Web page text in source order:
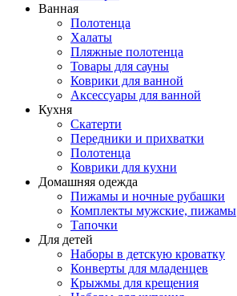
Ванная
Полотенца
Халаты
Пляжные полотенца
Товары для сауны
Коврики для ванной
Аксессуары для ванной
Кухня
Скатерти
Передники и прихватки
Полотенца
Коврики для кухни
Домашняя одежда
Пижамы и ночные рубашки
Комплекты мужские, пижамы
Тапочки
Для детей
Наборы в детскую кроватку
Конверты для младенцев
Крыжмы для крещения